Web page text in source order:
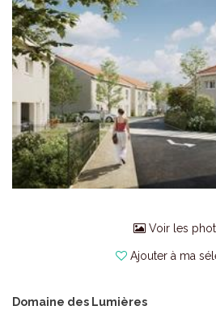
Voir les
Ajouter à ma
Domaine des Lumières